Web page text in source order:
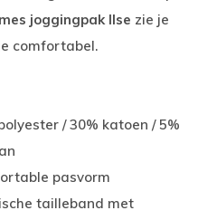
joggingpak Ilse zie je
comfortabel.
/ 30% katoen / 5%
pasvorm
tailleband met